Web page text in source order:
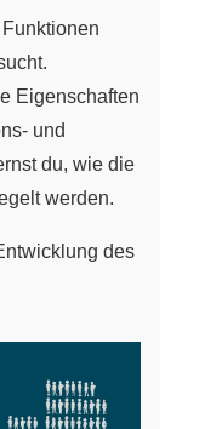
Eigenschaften
und
du, wie die
werden.
des